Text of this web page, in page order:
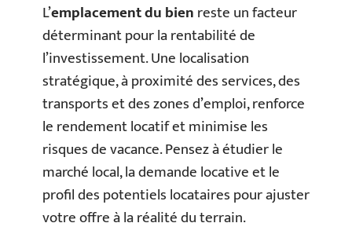
L’emplacement du bienreste un facteur
déterminant pour la rentabilité de
l’investissement. Une localisation
stratégique, à proximité des services, des
transports et des zones d’emploi, renforce
le rendement locatif et minimise les
risques de vacance. Pensez à étudier le
marché local, la demande locative et le
profil des potentiels locataires pour ajuster
votre offre à la réalité du terrain.